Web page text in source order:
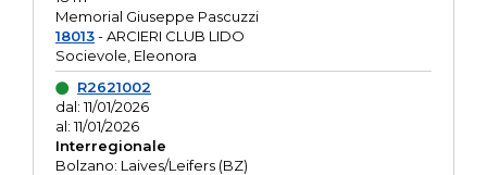
Memorial Giuseppe Pascuzzi
18013- ARCIERI CLUB LIDO
Socievole, Eleonora
R2621002
dal: 11/01/2026
al: 11/01/2026
Interregionale
Bolzano: Laives/Leifers (BZ)